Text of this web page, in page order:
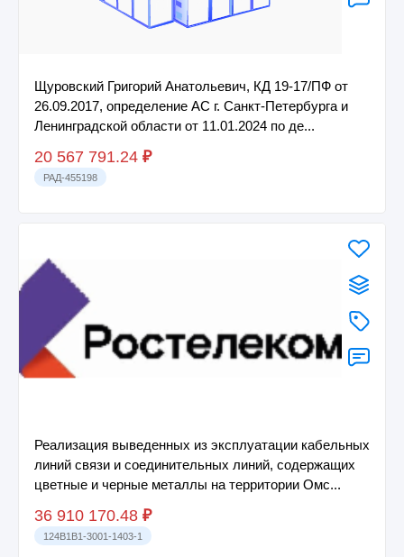
Щуровский Григорий Анатольевич, КД 19-17/ПФ от
26.09.2017, определение АС г. Санкт-Петербурга и
Ленинградской области от 11.01.2024 по де...
20 567 791.24 ₽
РАД-455198
Реализация выведенных из эксплуатации кабельных
линий связи и соединительных линий, содержащих
цветные и черные металлы на территории Омс...
36 910 170.48 ₽
124B1B1-3001-1403-1